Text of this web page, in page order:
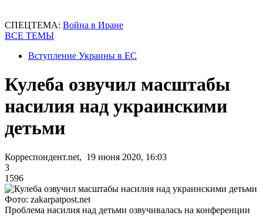
СПЕЦТЕМА: Война в Иране
ВСЕ ТЕМЫ
Вступление Украины в ЕС
Кулеба озвучил масштабы
насилия над украинскими
детьми
Корреспондент.net, 19 июня 2020, 16:03
3
1596
Фото: zakarpatpost.net
Проблема насилия над детьми озвучивалась на конференции